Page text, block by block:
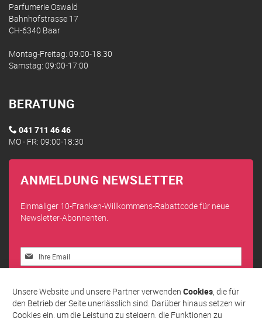
Parfumerie Oswald
Bahnhofstrasse 17
CH-6340 Baar
Montag-Freitag: 09:00-18:30
Samstag: 09:00-17:00
BERATUNG
041 711 46 46
MO - FR: 09:00-18:30
ANMELDUNG NEWSLETTER
Einmaliger 10-Franken-Willkommens-Rabattcode für neue
Newsletter-Abonnenten.
Melden
Sie
unseren
Newsletter
Abonnieren
Unsere Website und unsere Partner verwenden Cookies, die für
den Betrieb der Seite unerlässlich sind. Darüber hinaus setzen wir
Cookies ein, um die Leistung zu steigern, die Funktionen zu